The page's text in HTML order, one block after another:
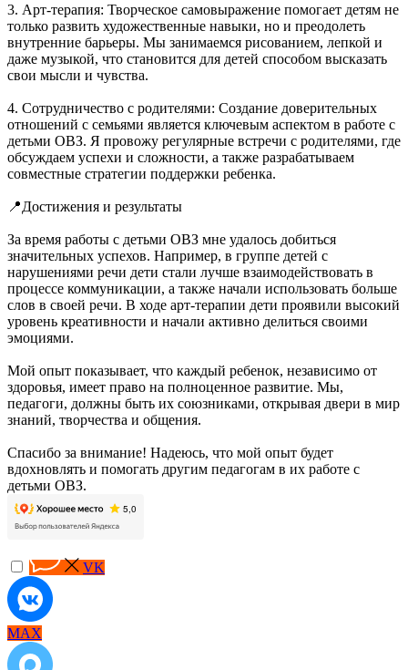
3. Арт-терапия: Творческое самовыражение помогает детям не
только развить художественные навыки, но и преодолеть
внутренние барьеры. Мы занимаемся рисованием, лепкой и
даже музыкой, что становится для детей способом высказать
свои мысли и чувства.
4. Сотрудничество с родителями: Создание доверительных
отношений с семьями является ключевым аспектом в работе с
детьми ОВЗ. Я провожу регулярные встречи с родителями, где
обсуждаем успехи и сложности, а также разрабатываем
совместные стратегии поддержки ребенка.
📍Достижения и результаты
За время работы с детьми ОВЗ мне удалось добиться
значительных успехов. Например, в группе детей с
нарушениями речи дети стали лучше взаимодействовать в
процессе коммуникации, а также начали использовать больше
слов в своей речи. В ходе арт-терапии дети проявили высокий
уровень креативности и начали активно делиться своими
эмоциями.
Мой опыт показывает, что каждый ребенок, независимо от
здоровья, имеет право на полноценное развитие. Мы,
педагоги, должны быть их союзниками, открывая двери в мир
знаний, творчества и общения.
Спасибо за внимание! Надеюсь, что мой опыт будет
вдохновлять и помогать другим педагогам в их работе с
детьми ОВЗ.
VK
MAX